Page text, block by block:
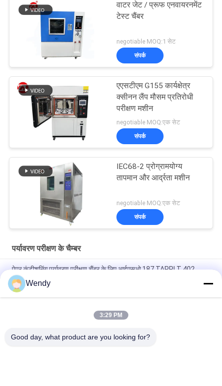
वाटर जेट / प्रूफ एनवायरनमेंट
टेस्ट चैंबर
negotiable MOQ:1 सेट
संपर्क
एएसटीएम G155 कार्यक्षेत्र
क्सीनन लैंप मौसम प्रतिरोधी
परीक्षण मशीन
negotiable MOQ:एक सेट
संपर्क
IEC68-2 प्रोग्रामयोग्य
तापमान और आर्द्रता मशीन
negotiable MOQ:एक सेट
संपर्क
पर्यावरण परीक्षण के चैम्बर
पेपर कंडीशनिंग पर्यावरण परीक्षण चैंबर के लिए आईएसओ 187 TAPPI T 402
लगातार तापमान आर्द्रता चैंबर
ड्राई एंड वेट कम्पोजिट साल्ट स्प्रे करप्शन टेस्ट चैंबर 60L 120L Nss Aass
Wendy
3:29 PM
Good day, what product are you looking for?